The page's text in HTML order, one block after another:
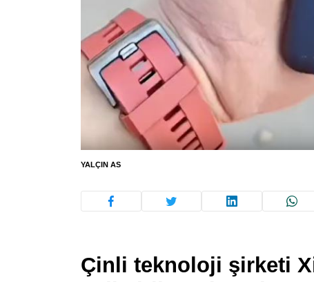
YALÇIN AS
Çinli teknoloji şirketi